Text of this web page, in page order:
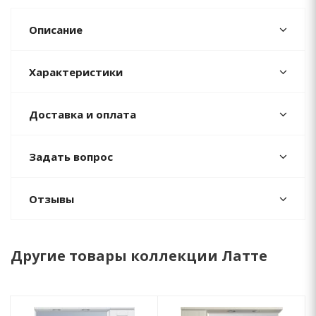
Описание
Характеристики
Доставка и оплата
Задать вопрос
Отзывы
Другие товары коллекции Латте